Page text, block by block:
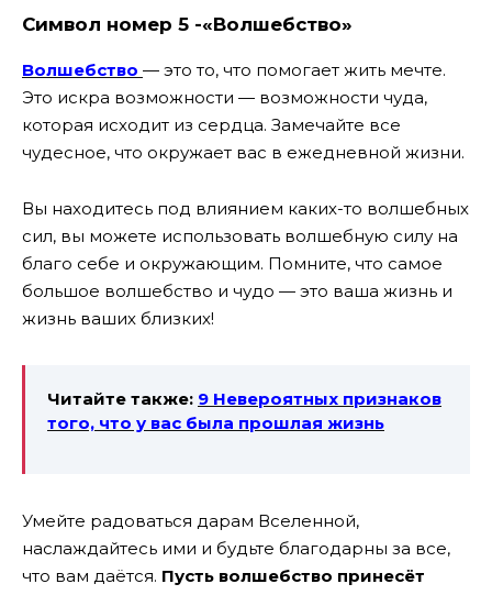
Символ номер 5 -«Волшебство»
Волшебство — это то, что помогает жить мечте.
Это искра возможности — возможности чуда,
которая исходит из сердца. Замечайте все
чудесное, что окружает вас в ежедневной жизни.
Вы находитесь под влиянием каких-то волшебных
сил, вы можете использовать волшебную силу на
благо себе и окружающим. Помните, что самое
большое волшебство и чудо — это ваша жизнь и
жизнь ваших близких!
Читайте также: 9 Невероятных признаков
того, что у вас была прошлая жизнь
Умейте радоваться дарам Вселенной,
наслаждайтесь ими и будьте благодарны за все,
что вам даётся. Пусть волшебство принесёт